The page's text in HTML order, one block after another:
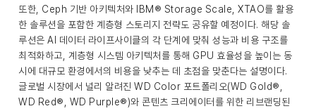
또한, Ceph 기반 아키텍처와 IBM® Storage Scale, XTAO를 활용
한 솔루션을 포함한 계층형 스토리지 전략도 공유할 예정이다. 해당 솔
루션은 AI 데이터 라이프사이클의 각 단계에 맞춰 성능과 비용 구조를
최적화하고, 계층형 시스템 아키텍처를 통해 GPU 효율성을 높이는 동
시에 대규모 환경에서의 비용을 낮추는 데 초점을 맞춘다는 설명이다.
글로벌 시장에서 널리 알려진 WD Color 포트폴리오(WD Gold®,
WD Red®, WD Purple®)와 콘텐츠 크리에이터를 위한 리브랜딩된